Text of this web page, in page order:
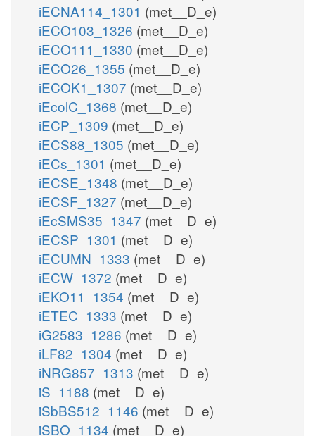
iECNA114_1301 (met__D_e)
iECO103_1326 (met__D_e)
iECO111_1330 (met__D_e)
iECO26_1355 (met__D_e)
iECOK1_1307 (met__D_e)
iEcolC_1368 (met__D_e)
iECP_1309 (met__D_e)
iECS88_1305 (met__D_e)
iECs_1301 (met__D_e)
iECSE_1348 (met__D_e)
iECSF_1327 (met__D_e)
iEcSMS35_1347 (met__D_e)
iECSP_1301 (met__D_e)
iECUMN_1333 (met__D_e)
iECW_1372 (met__D_e)
iEKO11_1354 (met__D_e)
iETEC_1333 (met__D_e)
iG2583_1286 (met__D_e)
iLF82_1304 (met__D_e)
iNRG857_1313 (met__D_e)
iS_1188 (met__D_e)
iSbBS512_1146 (met__D_e)
iSBO_1134 (met__D_e)